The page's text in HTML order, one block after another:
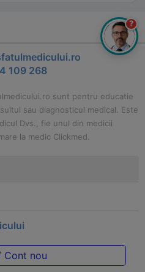
109 268
sunt pentru educatie
sau diagnosticul medical. Este
Dvs., fie unul din medicii
la medic Clickmed.
Cont nou
?